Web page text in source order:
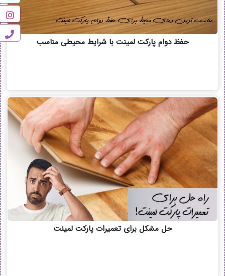
حفظ دوام پارکت لمینت با شرایط محیطی مناسب
حل مشکل برای تعمیرات پارکت لمینت